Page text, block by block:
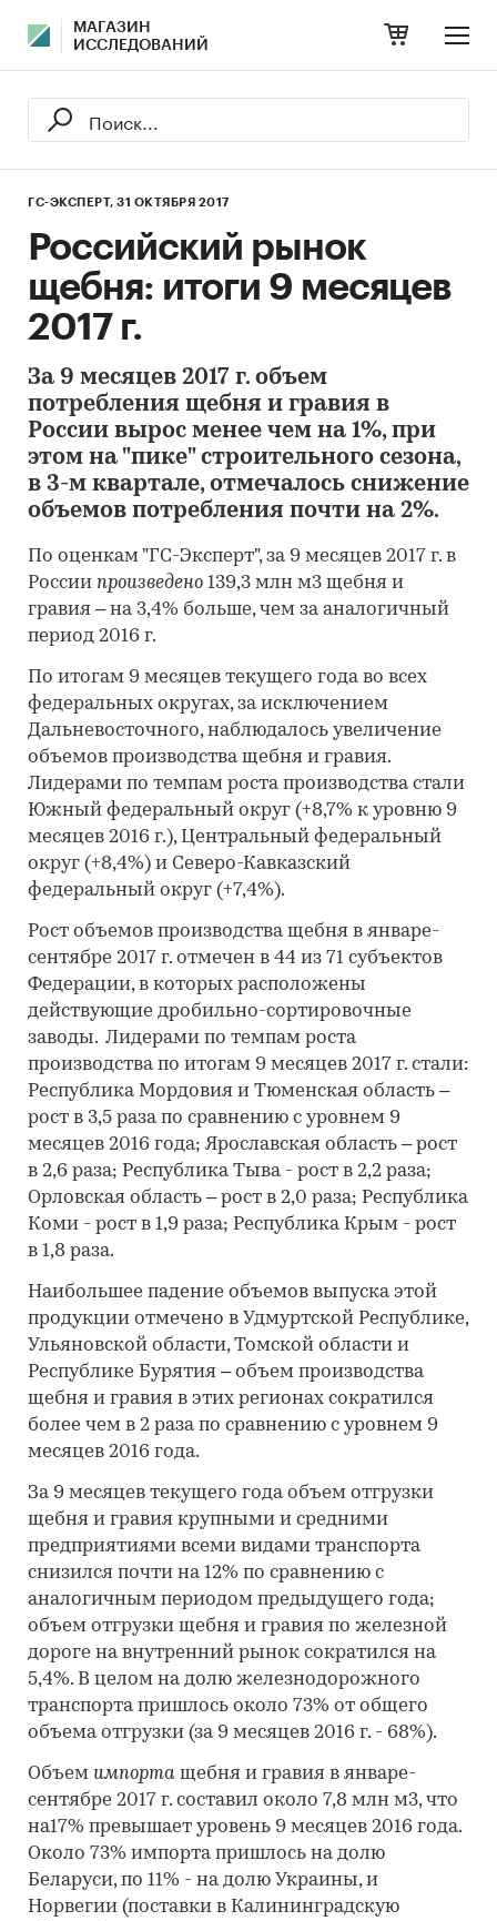
МАГАЗИН
ИССЛЕДОВАНИЙ
ГС-ЭКСПЕРТ, 31 ОКТЯБРЯ 2017
Российский рынок
щебня: итоги 9 месяцев
2017 г.
За 9 месяцев 2017 г. объем
потребления щебня и гравия в
России вырос менее чем на 1%, при
этом на "пике" строительного сезона,
в 3-м квартале, отмечалось снижение
объемов потребления почти на 2%.
По оценкам "ГС-Эксперт", за 9 месяцев 2017 г. в
России произведено 139,3 млн м3 щебня и
гравия – на 3,4% больше, чем за аналогичный
период 2016 г.
По итогам 9 месяцев текущего года во всех
федеральных округах, за исключением
Дальневосточного, наблюдалось увеличение
объемов производства щебня и гравия.
Лидерами по темпам роста производства стали
Южный федеральный округ (+8,7% к уровню 9
месяцев 2016 г.), Центральный федеральный
округ (+8,4%) и Северо-Кавказский
федеральный округ (+7,4%).
Рост объемов производства щебня в январе-
сентябре 2017 г. отмечен в 44 из 71 субъектов
Федерации, в которых расположены
действующие дробильно-сортировочные
заводы. Лидерами по темпам роста
производства по итогам 9 месяцев 2017 г. стали:
Республика Мордовия и Тюменская область –
рост в 3,5 раза по сравнению с уровнем 9
месяцев 2016 года; Ярославская область – рост
в 2,6 раза; Республика Тыва - рост в 2,2 раза;
Орловская область – рост в 2,0 раза; Республика
Коми - рост в 1,9 раза; Республика Крым - рост
в 1,8 раза.
Наибольшее падение объемов выпуска этой
продукции отмечено в Удмуртской Республике,
Ульяновской области, Томской области и
Республике Бурятия – объем производства
щебня и гравия в этих регионах сократился
более чем в 2 раза по сравнению с уровнем 9
месяцев 2016 года.
За 9 месяцев текущего года объем отгрузки
щебня и гравия крупными и средними
предприятиями всеми видами транспорта
снизился почти на 12% по сравнению с
аналогичным периодом предыдущего года;
объем отгрузки щебня и гравия по железной
дороге на внутренний рынок сократился на
5,4%. В целом на долю железнодорожного
транспорта пришлось около 73% от общего
объема отгрузки (за 9 месяцев 2016 г. - 68%).
Объем импорта щебня и гравия в январе-
сентябре 2017 г. составил около 7,8 млн м3, что
на17% превышает уровень 9 месяцев 2016 года.
Около 73% импорта пришлось на долю
Беларуси, по 11% - на долю Украины, и
Норвегии (поставки в Калининградскую